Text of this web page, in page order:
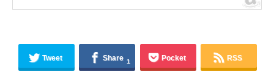
Tweet Share 1 Pocket RSS